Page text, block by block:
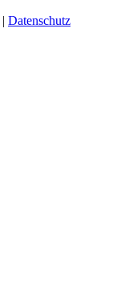
| Datenschutz